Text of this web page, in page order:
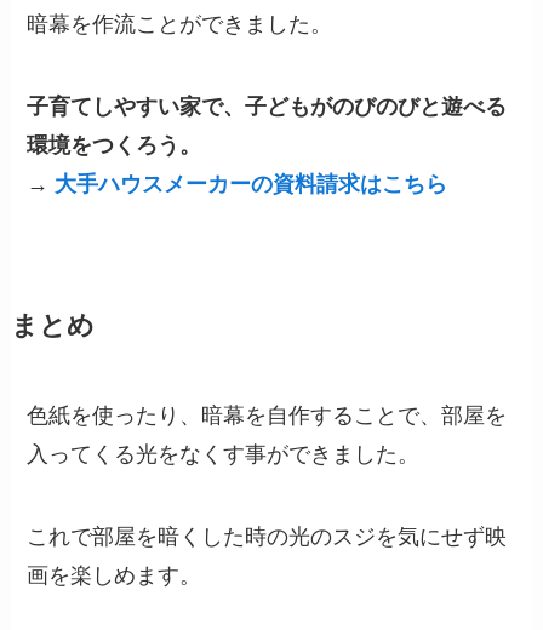
暗幕を作流ことができました。
子育てしやすい家で、子どもがのびのびと遊べる
環境をつくろう。
→ 大手ハウスメーカーの資料請求はこちら
まとめ
色紙を使ったり、暗幕を自作することで、部屋を
入ってくる光をなくす事ができました。
これで部屋を暗くした時の光のスジを気にせず映
画を楽しめます。